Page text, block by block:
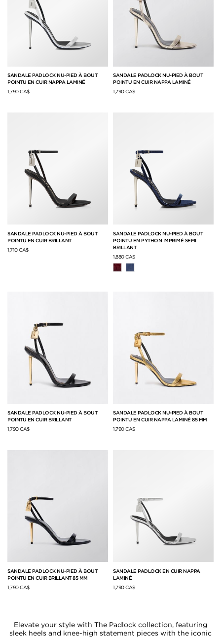
SANDALE PADLOCK NU-PIED À BOUT
POINTU EN CUIR NAPPA LAMINÉ
1,790 CA$
SANDALE PADLOCK NU-PIED À BOUT
POINTU EN CUIR NAPPA LAMINÉ
1,790 CA$
SANDALE PADLOCK NU-PIED À BOUT
POINTU EN CUIR BRILLANT
1,710 CA$
SANDALE PADLOCK NU-PIED À BOUT
POINTU EN PYTHON IMPRIMÉ SEMI
BRILLANT
1,880 CA$
SANDALE PADLOCK NU-PIED À BOUT
POINTU EN CUIR BRILLANT
1,790 CA$
SANDALE PADLOCK NU-PIED À BOUT
POINTU EN CUIR NAPPA LAMINÉ 85 MM
1,790 CA$
SANDALE PADLOCK NU-PIED À BOUT
POINTU EN CUIR BRILLANT 85 MM
1,790 CA$
SANDALE PADLOCK EN CUIR NAPPA
LAMINÉ
1,790 CA$
Elevate your style with The Padlock collection, featuring
sleek heels and knee-high statement pieces with the iconic